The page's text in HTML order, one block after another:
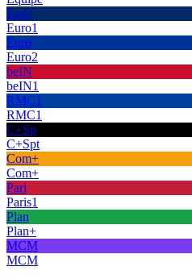
Euro
Euro1
Euro
Euro2
beIN
beIN1
RMC1
RMC1
C+Sp
C+Spt
Com+
Com+
Pari
Paris1
Plan
Plan+
MCM
MCM